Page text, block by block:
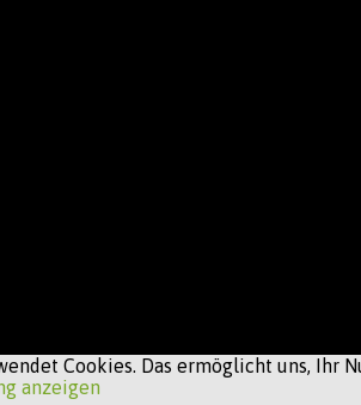
Cookies. Das ermöglicht uns,
anzeigen